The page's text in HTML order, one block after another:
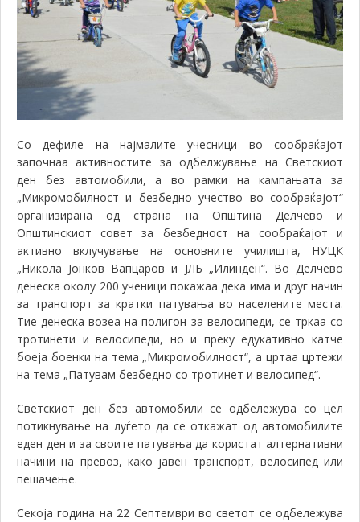
Со дефиле на најмалите учесници во сообраќајот
започнаа активностите за одбелжување на Светскиот
ден без автомобили, а во рамки на кампањата за
„Микромобилност и безбедно учество во сообраќајот“
организирана од страна на Општина Делчево и
Општинскиот совет за безбедност на сообраќајот и
активно вклучување на основните училишта, НУЦК
„Никола Јонков Вапцаров и ЈЛБ „Илинден“. Во Делчево
денеска околу 200 ученици покажаа дека има и друг начин
за транспорт за кратки патувања во населените места.
Тие денеска возеа на полигон за велосипеди, се тркаа со
тротинети и велосипеди, но и преку едукативно катче
боеја боенки на тема „Микромобилност“, а цртаа цртежи
на тема „Патувам безбедно со тротинет и велосипед“.
Светскиот ден без автомобили се одбележува со цел
потикнување на луѓето да се откажат од автомобилите
еден ден и за своите патувања да користат алтернативни
начини на превоз, како јавен транспорт, велосипед или
пешачење.
Секоја година на 22 Септември во светот се одбележува